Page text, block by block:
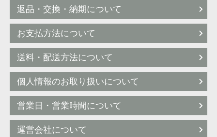
返品・交換・納期について
お支払方法について
送料・配送方法について
個人情報のお取り扱いについて
営業日・営業時間について
運営会社について